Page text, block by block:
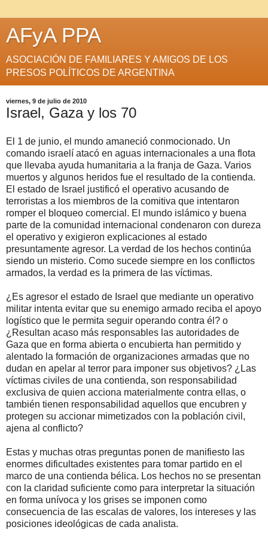
AFyA PPA
ASOCIACIÓN DE FAMILIARES Y AMIGOS DE LOS
PRESOS POLÍTICOS DE ARGENTINA
viernes, 9 de julio de 2010
Israel, Gaza y los 70
El 1 de junio, el mundo amaneció conmocionado. Un
comando israelí atacó en aguas internacionales a una flota
que llevaba ayuda humanitaria a la franja de Gaza. Varios
muertos y algunos heridos fue el resultado de la contienda.
El estado de Israel justificó el operativo acusando de
terroristas a los miembros de la comitiva que intentaron
romper el bloqueo comercial. El mundo islámico y buena
parte de la comunidad internacional condenaron con dureza
el operativo y exigieron explicaciones al estado
presuntamente agresor. La verdad de los hechos continúa
siendo un misterio. Como sucede siempre en los conflictos
armados, la verdad es la primera de las víctimas.
¿Es agresor el estado de Israel que mediante un operativo
militar intenta evitar que su enemigo armado reciba el apoyo
logístico que le permita seguir operando contra él? o
¿Resultan acaso más responsables las autoridades de
Gaza que en forma abierta o encubierta han permitido y
alentado la formación de organizaciones armadas que no
dudan en apelar al terror para imponer sus objetivos? ¿Las
víctimas civiles de una contienda, son responsabilidad
exclusiva de quien acciona materialmente contra ellas, o
también tienen responsabilidad aquellos que encubren y
protegen su accionar mimetizados con la población civil,
ajena al conflicto?
Estas y muchas otras preguntas ponen de manifiesto las
enormes dificultades existentes para tomar partido en el
marco de una contienda bélica. Los hechos no se presentan
con la claridad suficiente como para interpretar la situación
en forma unívoca y los grises se imponen como
consecuencia de las escalas de valores, los intereses y las
posiciones ideológicas de cada analista.